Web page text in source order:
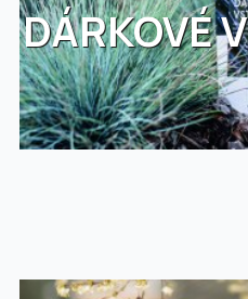
DÁRKOVÉ